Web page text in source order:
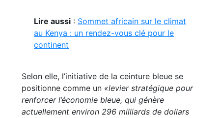
Lire aussi : Sommet africain sur le climat
au Kenya : un rendez-vous clé pour le
continent
Selon elle, l’initiative de la ceinture bleue se
positionne comme un «levier stratégique pour
renforcer l’économie bleue, qui génère
actuellement environ 296 milliards de dollars